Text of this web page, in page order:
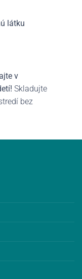
látku
v
Skladujte
bez